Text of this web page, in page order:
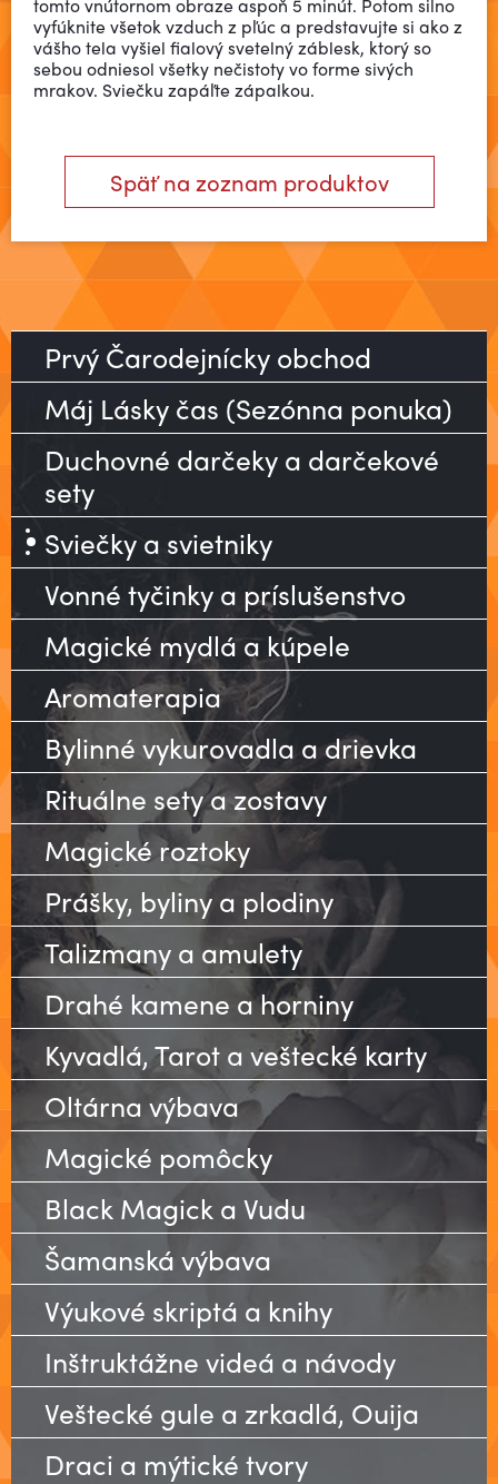
vyfúknite všetok vzduch z pľúc a predstavujte si ako z
vášho tela vyšiel fialový svetelný záblesk, ktorý so
sebou odniesol všetky nečistoty vo forme sivých
mrakov. Sviečku zapáľte zápalkou.
Späť na zoznam produktov
Prvý Čarodejnícky obchod
Máj Lásky čas (Sezónna ponuka)
Duchovné darčeky a darčekové
sety
Sviečky a svietniky
Vonné tyčinky a príslušenstvo
Magické mydlá a kúpele
Aromaterapia
Bylinné vykurovadla a drievka
Rituálne sety a zostavy
Magické roztoky
Prášky, byliny a plodiny
Talizmany a amulety
Drahé kamene a horniny
Kyvadlá, Tarot a veštecké karty
Oltárna výbava
Magické pomôcky
Black Magick a Vudu
Šamanská výbava
Výukové skriptá a knihy
Inštruktážne videá a návody
Veštecké gule a zrkadlá, Ouija
Draci a mýtické tvory